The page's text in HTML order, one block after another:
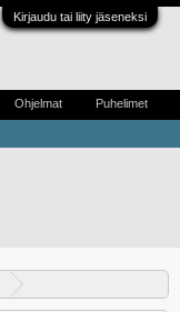
Kirjaudu tai liity jäseneksi
Ohjelmat Puhelimet